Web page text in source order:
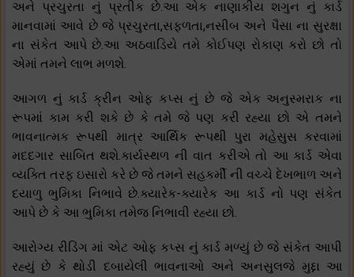
અને પ્રચુરતા નું પ્રતીક છે.આ એક નાણાકીય શગુન નું કાર્ડ
માનવામાં આવે છે જે પ્રચુરતા,સફળતા,નસીબ અને પૈસા ના સુરક્ષા
ના સંકેત આપે છે.આ અઠવાડિયે તમે કોઈપણ રોકાણ કરો છો તો
એમાં તમને લાભ મળશે.
આગળ નું કાર્ડ ક્રીન ઓફ કપ્સ નું છે જે એક અનુસ્મરાક ના
રૂપમાં કામ કરી શકે છે કે તમે જે પણ કરી રહ્યા છો એ તમને
ભાવનાત્મક રૂપથી માત્ર આર્થિક રૂપથી પુરા મહેસુસ કરવામાં
મદદગાર સાબિત થશે.કાર્યસ્થળ ની વાત કરીએ તો આ કાર્ડ એવા
વ્યક્તિ તરફ ઇસારો કરે છે જે તમને સહકર્મી ની વચ્ચે દેખભાળ અને
દયાળુ ભુમિકા નિભાવે છે.ક્યારેક-ક્યારેક આ કાર્ડ નો પણ સંકેત
આપે છે કે આ ભુમિકા તમેજ નિભાવી રહ્યા છો.
આરોગ્ય રીડિંગ માં એટ ઓફ કપ્સ નું કાર્ડ મળ્યું છે જે સંકેત આપી
રહ્યું છે કે થોડી દબાયેલી ભાવનાઓ અને અનસુલજે મુદ્દા આ